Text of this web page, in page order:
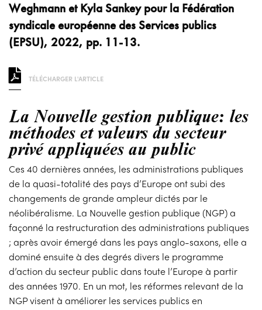
Weghmann et Kyla Sankey pour la Fédération
syndicale européenne des Services publics
(EPSU), 2022, pp. 11-13.
TÉLÉCHARGER L'ARTICLE
La Nouvelle gestion publique: les
méthodes et valeurs du secteur
privé appliquées au public
Ces 40 dernières années, les administrations publiques
de la quasi-totalité des pays d’Europe ont subi des
changements de grande ampleur dictés par le
néolibéralisme. La Nouvelle gestion publique (NGP) a
façonné la restructuration des administrations publiques
; après avoir émergé dans les pays anglo-saxons, elle a
dominé ensuite à des degrés divers le programme
d’action du secteur public dans toute l’Europe à partir
des années 1970. En un mot, les réformes relevant de la
NGP visent à améliorer les services publics en